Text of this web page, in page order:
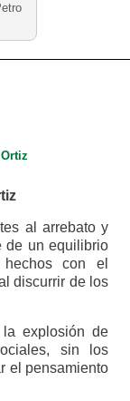
al arrebato y
de un equilibrio
con el
discurrir de los
explosión de
sin los
el pensamiento